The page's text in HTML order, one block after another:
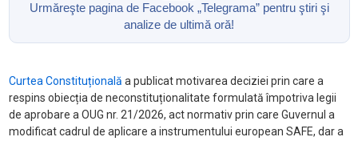
Urmăreşte pagina de Facebook „Telegrama” pentru ştiri şi
analize de ultimă oră!
Curtea Constituțională a publicat motivarea deciziei prin care a
respins obiecția de neconstituționalitate formulată împotriva legii
de aprobare a OUG nr. 21/2026, act normativ prin care Guvernul a
modificat cadrul de aplicare a instrumentului european SAFE, dar a